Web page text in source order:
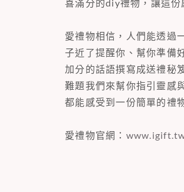
喜滿分的diy禮物，讓這份
愛禮物相信，人們能透過
子近了提醒你、幫你準備
加分的話語撰寫成送禮秘
難題我們來幫你指引靈感
都能感受到一份簡單的禮
愛禮物官網：